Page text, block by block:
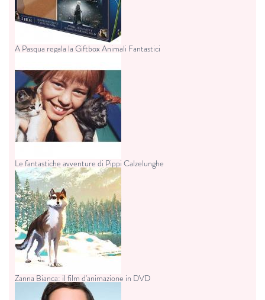
A Pasqua regala la Giftbox Animali Fantastici
Le fantastiche avventure di Pippi Calzelunghe
Zanna Bianca: il film d'animazione in DVD